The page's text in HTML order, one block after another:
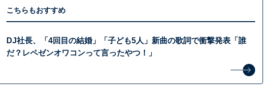
こちらもおすすめ
DJ社長、「4回目の結婚」「子ども5人」新曲の歌詞で衝撃発表「誰
だ？レペゼンオワコンって言ったやつ！」